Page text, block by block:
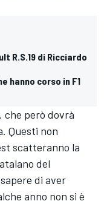
R.S.19 di Ricciardo
hanno corso in F1
che però dovrà
Questi non
scatteranno la
del
di aver
anno non si è